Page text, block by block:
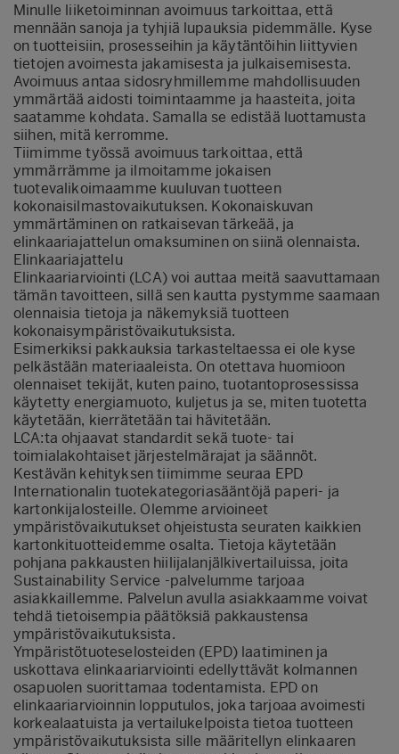
Minulle liiketoiminnan avoimuus tarkoittaa, että
mennään sanoja ja tyhjiä lupauksia pidemmälle. Kyse
on tuotteisiin, prosesseihin ja käytäntöihin liittyvien
tietojen avoimesta jakamisesta ja julkaisemisesta.
Avoimuus antaa sidosryhmillemme mahdollisuuden
ymmärtää aidosti toimintaamme ja haasteita, joita
saatamme kohdata. Samalla se edistää luottamusta
siihen, mitä kerromme.
Tiimimme työssä avoimuus tarkoittaa, että
ymmärrämme ja ilmoitamme jokaisen
tuotevalikoimaamme kuuluvan tuotteen
kokonaisilmastovaikutuksen. Kokonaiskuvan
ymmärtäminen on ratkaisevan tärkeää, ja
elinkaariajattelun omaksuminen on siinä olennaista.
Elinkaariajattelu
Elinkaariarviointi (LCA) voi auttaa meitä saavuttamaan
tämän tavoitteen, sillä sen kautta pystymme saamaan
olennaisia tietoja ja näkemyksiä tuotteen
kokonaisympäristövaikutuksista.
Esimerkiksi pakkauksia tarkasteltaessa ei ole kyse
pelkästään materiaaleista. On otettava huomioon
olennaiset tekijät, kuten paino, tuotantoprosessissa
käytetty energiamuoto, kuljetus ja se, miten tuotetta
käytetään, kierrätetään tai hävitetään.
LCA:ta ohjaavat standardit sekä tuote- tai
toimialakohtaiset järjestelmärajat ja säännöt.
Kestävän kehityksen tiimimme seuraa EPD
Internationalin tuotekategoriasääntöjä paperi- ja
kartonkijalosteille. Olemme arvioineet
ympäristövaikutukset ohjeistusta seuraten kaikkien
kartonkituotteidemme osalta. Tietoja käytetään
pohjana pakkausten hiilijalanjälkivertailuissa, joita
Sustainability Service -palvelumme tarjoaa
asiakkaillemme. Palvelun avulla asiakkaamme voivat
tehdä tietoisempia päätöksiä pakkaustensa
ympäristövaikutuksista.
Ympäristötuoteselosteiden (EPD) laatiminen ja
uskottava elinkaariarviointi edellyttävät kolmannen
osapuolen suorittamaa todentamista. EPD on
elinkaariarvioinnin lopputulos, joka tarjoaa avoimesti
korkealaatuista ja vertailukelpoista tietoa tuotteen
ympäristövaikutuksista sille määritellyn elinkaaren